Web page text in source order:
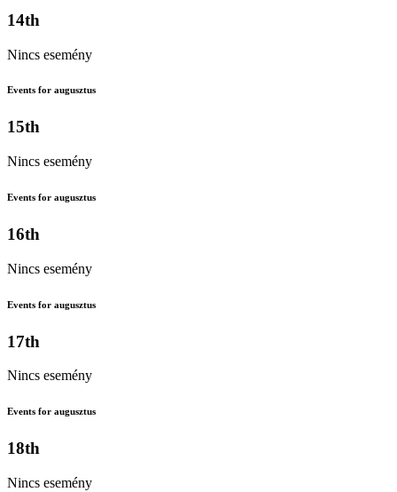
14th
Nincs esemény
Events for augusztus
15th
Nincs esemény
Events for augusztus
16th
Nincs esemény
Events for augusztus
17th
Nincs esemény
Events for augusztus
18th
Nincs esemény